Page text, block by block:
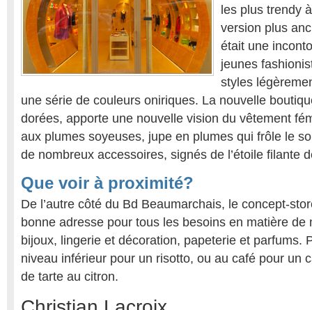
les plus trendy
version plus
était une
jeunes
styles
une série de couleurs oniriques. La nouvelle
dorées, apporte une nouvelle vision du vêtement
aux plumes soyeuses, jupe en plumes qui frôle le
de nombreux accessoires, signés de l’étoile filante
Que voir à proximité?
De l’autre côté du Bd Beaumarchais, le concept-
bonne adresse pour tous les besoins en matière de
bijoux, lingerie et décoration, papeterie et parfums.
niveau inférieur pour un risotto, ou au café pour un
de tarte au citron.